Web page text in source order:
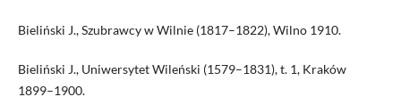
Bieliński J., Szubrawcy w Wilnie (1817–1822), Wilno 1910.
Bieliński J., Uniwersytet Wileński (1579–1831), t. 1, Kraków
1899–1900.